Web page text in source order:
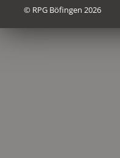
© RPG Böfingen 2026